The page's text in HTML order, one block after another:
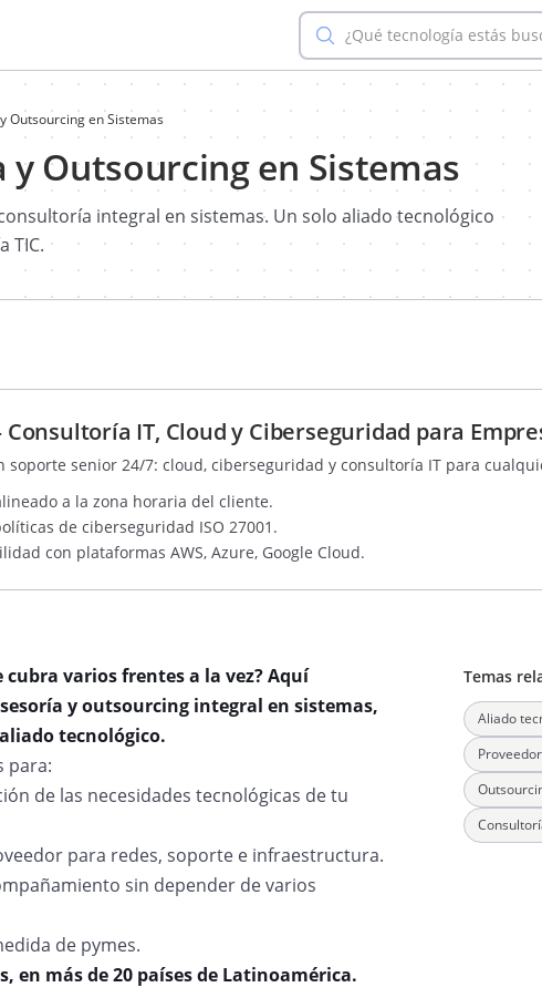
¿Qué tecnología estás
Outsourcing en Sistemas
Outsourcing en Sistemas
integral en sistemas. Un solo aliado tecnológico
TIC.
Consultoría IT, Cloud y Ciberseguridad para
soporte senior 24/7: cloud, ciberseguridad y consultoría IT para
a la zona horaria del cliente.
de ciberseguridad ISO 27001.
con plataformas AWS, Azure, Google Cloud.
varios frentes a la vez? Aquí
y outsourcing integral en sistemas,
tecnológico.
para:
de las necesidades tecnológicas de tu
para redes, soporte e infraestructura.
sin depender de varios
de pymes.
en más de 20 países de Latinoamérica.
Temas
Aliado